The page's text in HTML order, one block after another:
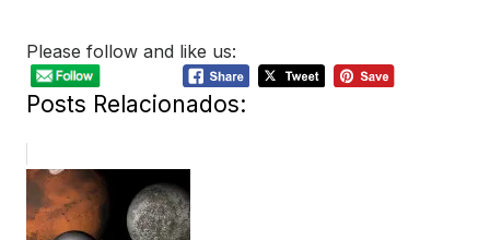
Please follow and like us:
Posts Relacionados: